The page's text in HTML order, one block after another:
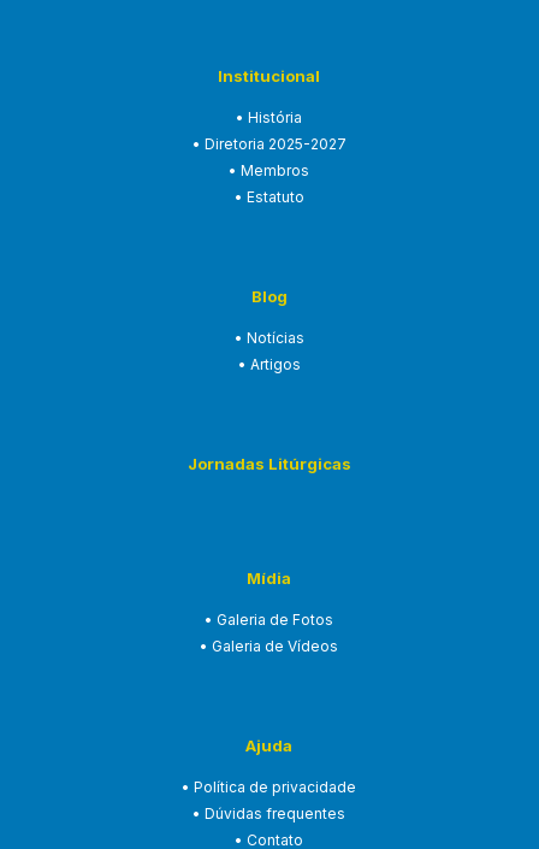
Institucional
• História
• Diretoria 2025-2027
• Membros
• Estatuto
Blog
• Notícias
• Artigos
Jornadas Litúrgicas
Mídia
• Galeria de Fotos
• Galeria de Vídeos
Ajuda
• Política de privacidade
• Dúvidas frequentes
• Contato